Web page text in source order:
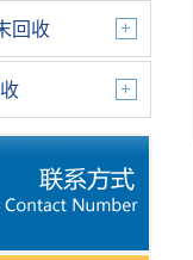
回收